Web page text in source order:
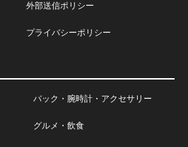
外部送信ポリシー
プライバシーポリシー
バック・腕時計・アクセサリー
グルメ・飲食